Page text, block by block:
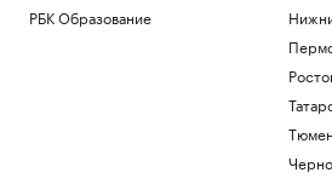
РБК Образование